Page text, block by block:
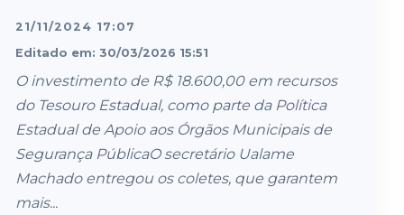
21/11/2024 17:07
Editado em: 30/03/2026 15:51
O investimento de R$ 18.600,00 em recursos
do Tesouro Estadual, como parte da Política
Estadual de Apoio aos Órgãos Municipais de
Segurança PúblicaO secretário Ualame
Machado entregou os coletes, que garantem
mais...